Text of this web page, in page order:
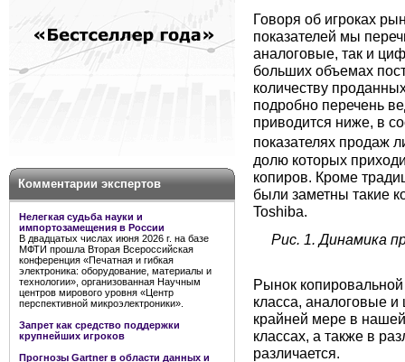
Комментарии экспертов
Нелегкая судьба науки и
импортозамещения в России
В двадцатых числах июня 2026 г. на базе
МФТИ прошла Вторая Всероссийская
конференция «Печатная и гибкая
электроника: оборудование, материалы и
технологии», организованная Научным
центров мирового уровня «Центр
перспективной микроэлектроники».
Запрет как средство поддержки
крупнейших игроков
Прогнозы Gartner в области данных и
Говоря об игроках
показателей мы
аналоговые, так и
больших объемах
количеству
подробно перечень
приводится ниже, в
показателях продаж
долю которых
копиров. Кроме
были заметны такие
Toshiba.
Рис. 1. Динамика
Рынок
класса, аналоговые
крайней мере в
классах, а также в
различается.